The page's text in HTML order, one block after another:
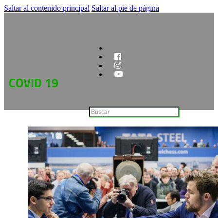
Saltar al contenido principal Saltar al pie de página
COVID 19